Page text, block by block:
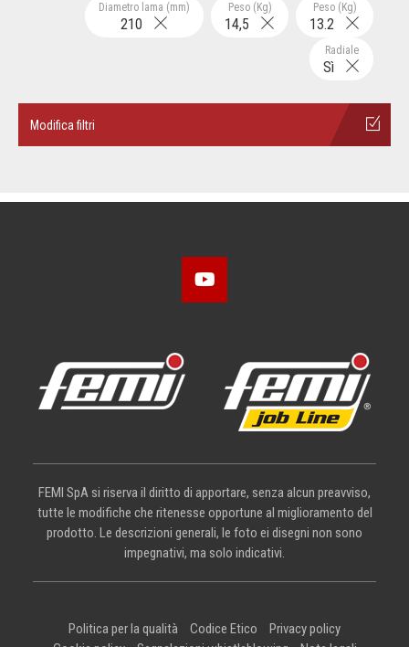
Peso (Kg)
13.2
Peso (Kg)
14,5
Diametro lama (mm)
210
Radiale
Sì
Modifica filtri
FEMI SpA si riserva il diritto di apportare, senza alcun preavviso,
tutte le modifiche che ritenesse opportune al miglioramento del
prodotto. Le descrizioni generali, le foto ei disegni non sono
impegnativi, ma solo indicativi.
Politica per la qualità Codice Etico
Privacy policy